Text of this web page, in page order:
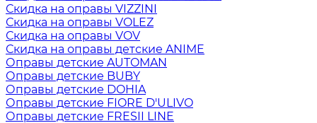
Скидка на оправы VIZZINI
Скидка на оправы VOLEZ
Скидка на оправы VOV
Скидка на оправы детские ANIME
Оправы детские AUTOMAN
Оправы детские BUBY
Оправы детские DOHIA
Оправы детские FIORE D'ULIVO
Оправы детские FRESII LINE